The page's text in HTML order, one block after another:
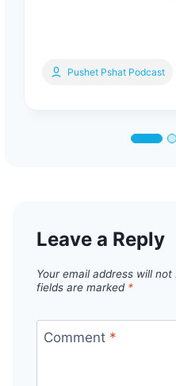
Pushet Pshat Podcast
Leave a Reply
Your email address will not
fields are marked *
Comment *